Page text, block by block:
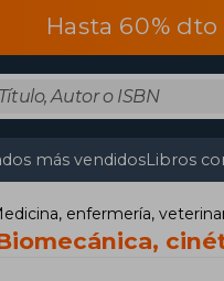
Hasta 60%
más vendidosLibros
enfermería,